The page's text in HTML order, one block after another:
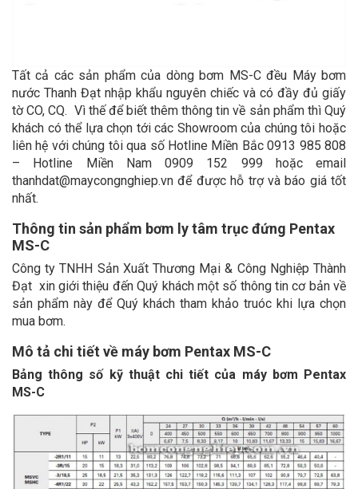
Tất cả các sản phẩm của dòng bơm MS-C đều Máy bơm
nước Thanh Đạt nhập khẩu nguyên chiếc và có đầy đủ giấy
tờ CO, CQ. Vì thế để biết thêm thông tin về sản phẩm thì Quý
khách có thể lựa chọn tới các Showroom của chúng tôi hoặc
liên hệ với chúng tôi qua số Hotline Miền Bắc 0913 985 808
– Hotline Miền Nam 0909 152 999 hoặc email
thanhdat@maycongnghiep.vn để được hỗ trợ và báo giá tốt
nhất.
Thông tin sản phẩm bơm ly tâm trục đứng Pentax
MS-C
Công ty TNHH Sản Xuất Thương Mại & Công Nghiệp Thành
Đạt xin giới thiệu đến Quý khách một số thông tin cơ bản về
sản phẩm này để Quý khách tham khảo truóc khi lựa chọn
mua bơm.
Mô tả chi tiết về máy bơm Pentax MS-C
Bảng thông số kỹ thuật chi tiết của máy bơm Pentax
MS-C